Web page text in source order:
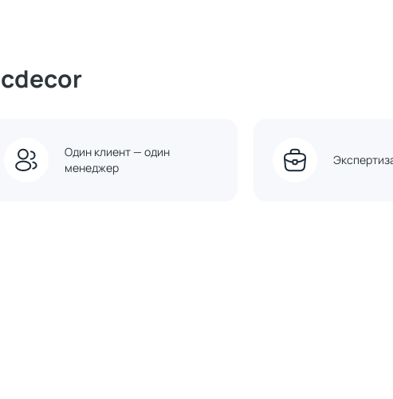
Один клиент — один
менеджер